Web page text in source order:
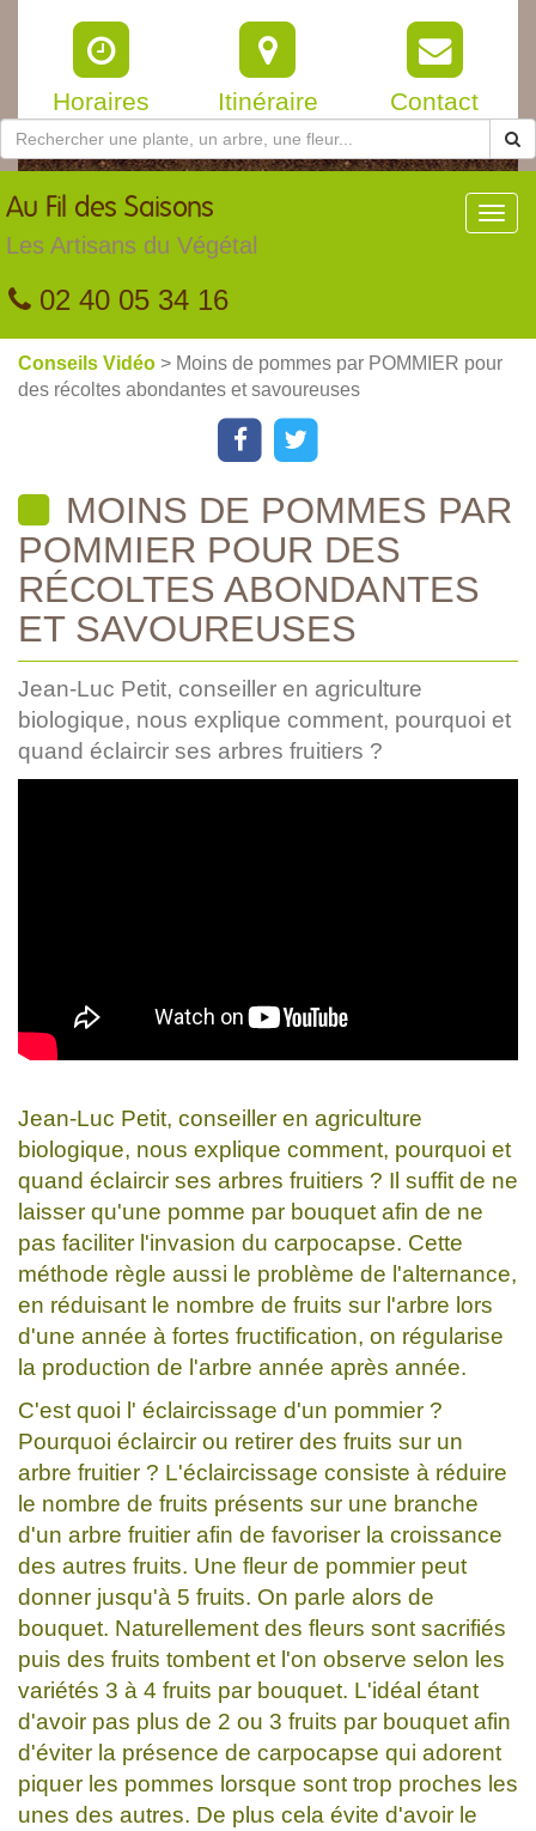
Horaires Itinéraire Contact
Au Fil des Saisons
Les Artisans du Végétal
02 40 05 34 16
Conseils Vidéo > Moins de pommes par POMMIER pour
des récoltes abondantes et savoureuses
MOINS DE POMMES PAR
POMMIER POUR DES
RÉCOLTES ABONDANTES
ET SAVOUREUSES
Jean-Luc Petit, conseiller en agriculture
biologique, nous explique comment, pourquoi et
quand éclaircir ses arbres fruitiers ?
Jean-Luc Petit, conseiller en agriculture
biologique, nous explique comment, pourquoi et
quand éclaircir ses arbres fruitiers ? Il suffit de ne
laisser qu'une pomme par bouquet afin de ne
pas faciliter l'invasion du carpocapse. Cette
méthode règle aussi le problème de l'alternance,
en réduisant le nombre de fruits sur l'arbre lors
d'une année à fortes fructification, on régularise
la production de l'arbre année après année.
C'est quoi l' éclaircissage d'un pommier ?
Pourquoi éclaircir ou retirer des fruits sur un
arbre fruitier ? L'éclaircissage consiste à réduire
le nombre de fruits présents sur une branche
d'un arbre fruitier afin de favoriser la croissance
des autres fruits. Une fleur de pommier peut
donner jusqu'à 5 fruits. On parle alors de
bouquet. Naturellement des fleurs sont sacrifiés
puis des fruits tombent et l'on observe selon les
variétés 3 à 4 fruits par bouquet. L'idéal étant
d'avoir pas plus de 2 ou 3 fruits par bouquet afin
d'éviter la présence de carpocapse qui adorent
piquer les pommes lorsque sont trop proches les
unes des autres. De plus cela évite d'avoir le